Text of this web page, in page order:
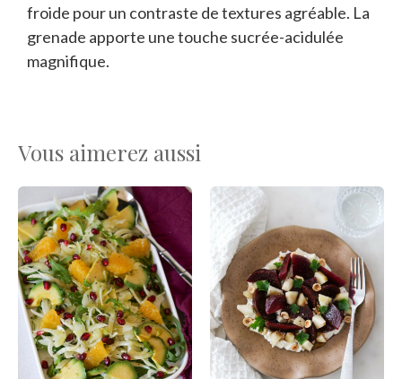
froide pour un contraste de textures agréable. La
grenade apporte une touche sucrée-acidulée
magnifique.
Vous aimerez aussi